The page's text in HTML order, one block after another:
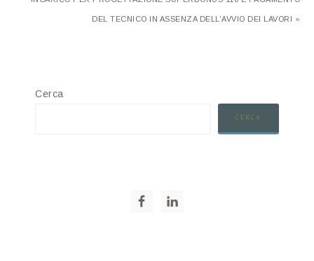
DEL TECNICO IN ASSENZA DELL’AVVIO DEI LAVORI »
Cerca
CERCA